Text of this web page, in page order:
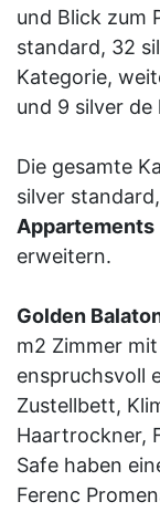
und Blick zum
standard, 32
Kategorie,
und 9 silver de
Die gesamte
silver
Appartements
erweitern.
Golden
m2 Zimmer
enspruchsvoll
Zustellbett,
Haartrockner,
Safe haben
Ferenc